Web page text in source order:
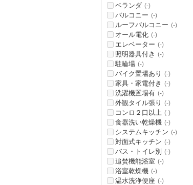
ベランダ (-)
バルコニー (-)
ルーフバルコニー (-)
オール電化 (-)
エレベーター (-)
照明器具付き (-)
駐輪場 (-)
バイク置場あり (-)
家具・家電付き (-)
洗濯機置場有 (-)
外観タイル張り (-)
コンロ２口以上 (-)
食器洗い乾燥機 (-)
システムキッチン (-)
対面式キッチン (-)
バス・トイレ別 (-)
追焚機能浴室 (-)
浴室乾燥機 (-)
温水洗浄便座 (-)